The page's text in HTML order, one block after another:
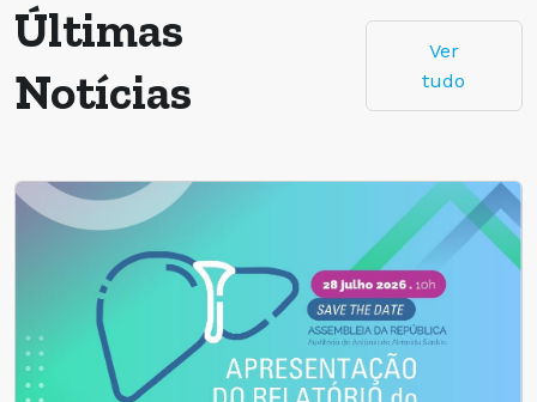
Últimas
Notícias
Ver
tudo